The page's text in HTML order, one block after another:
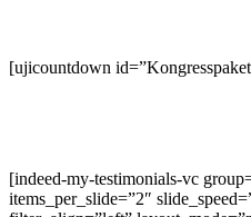
[ujicountdown
[indeed-my-testimonials-vc
items_per_slide=”2″